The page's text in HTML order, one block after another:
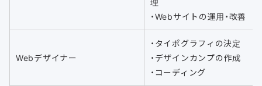
・Webサイトの運用・改善
Webデザイナー
・タイポグラフィの決定
・デザインカンプの作成
・コーディング